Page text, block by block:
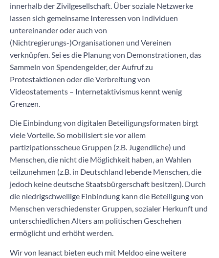
innerhalb der Zivilgesellschaft. Über soziale Netzwerke
lassen sich gemeinsame Interessen von Individuen
untereinander oder auch von
(Nichtregierungs-)Organisationen und Vereinen
verknüpfen. Sei es die Planung von Demonstrationen, das
Sammeln von Spendengelder, der Aufruf zu
Protestaktionen oder die Verbreitung von
Videostatements – Internetaktivismus kennt wenig
Grenzen.
Die Einbindung von digitalen Beteiligungsformaten birgt
vieleVorteile. So mobilisiert sie vor allem
partizipationsscheue Gruppen (z.B. Jugendliche) und
Menschen, die nicht die Möglichkeit haben, an Wahlen
teilzunehmen (z.B. in Deutschland lebende Menschen, die
jedoch keine deutsche Staatsbürgerschaft besitzen). Durch
die niedrigschwellige Einbindung kann die Beteiligung von
Menschen verschiedenster Gruppen, sozialer Herkunft und
unterschiedlichen Alters am politischen Geschehen
ermöglicht und erhöht werden.
Wir von leanact bieten euch mit Meldooeine weitere